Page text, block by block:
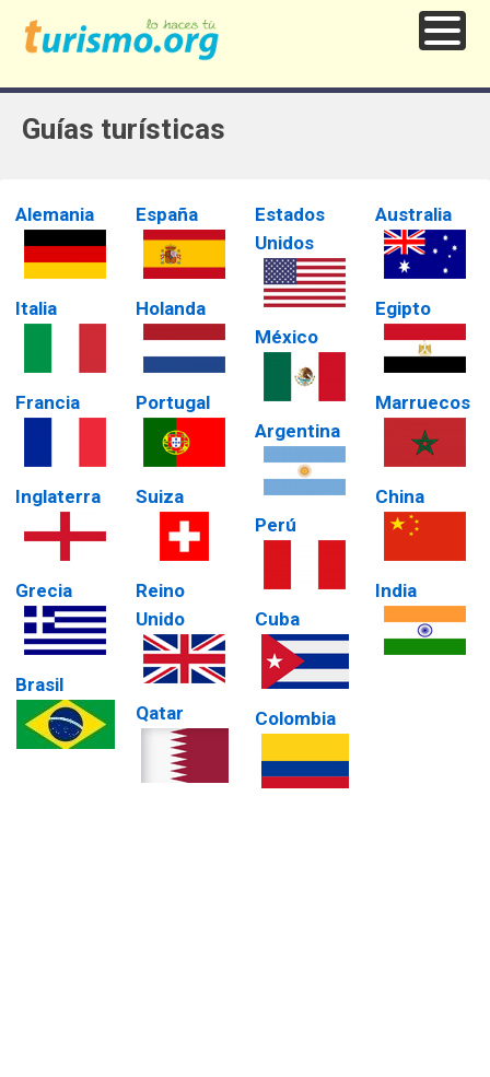
Guías turísticas
Alemania
Italia
Francia
Inglaterra
Grecia
Brasil
España
Holanda
Portugal
Suiza
Reino
Unido
Qatar
Estados
Unidos
México
Argentina
Perú
Cuba
Colombia
Australia
Egipto
Marruecos
China
India